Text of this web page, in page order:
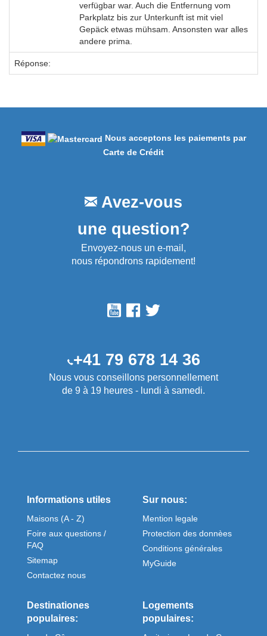
verfügbar war. Auch die Entfernung vom
Parkplatz bis zur Unterkunft ist mit viel
Gepäck etwas mühsam. Ansonsten war alles
andere prima.
Réponse:
Nous acceptons les paiements par
Carte de Crédit
Avez-vous
une question?
Envoyez-nous un e-mail,
nous répondrons rapidement!
+41 79 678 14 36
Nous vous conseillons personnellement
de 9 à 19 heures - lundi à samedi.
Informations utiles
Maisons (A - Z)
Foire aux questions /
FAQ
Sitemap
Contactez nous
Sur nous:
Mention legale
Protection des donnèes
Conditions générales
MyGuide
Destinationes
populaires:
Logements
populaires: